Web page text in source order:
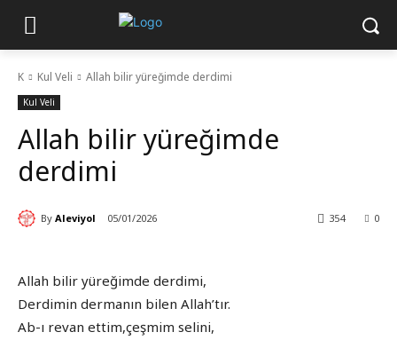
K Kul Veli Allah bilir yüreğimde derdimi
Kul Veli
Allah bilir yüreğimde
derdimi
By Aleviyol 05/01/2026 0
354
Allah bilir yüreğimde derdimi,
Derdimin dermanın bilen Allah’tır.
Ab-ı revan ettim,çeşmim selini,